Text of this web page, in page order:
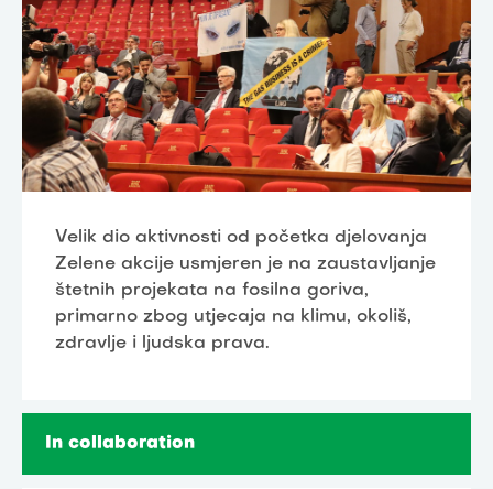
Velik dio aktivnosti od početka djelovanja
Zelene akcije usmjeren je na zaustavljanje
štetnih projekata na fosilna goriva,
primarno zbog utjecaja na klimu, okoliš,
zdravlje i ljudska prava.
In collaboration